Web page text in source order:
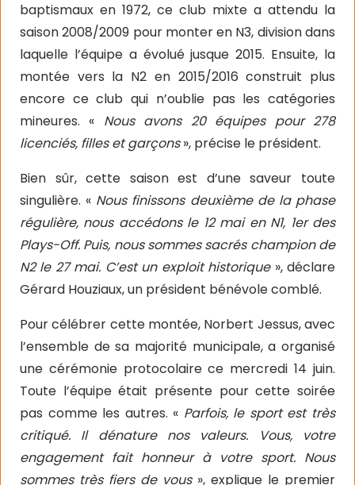
baptismaux en 1972, ce club mixte a attendu la
saison 2008/2009 pour monter en N3, division dans
laquelle l’équipe a évolué jusque 2015. Ensuite, la
montée vers la N2 en 2015/2016 construit plus
encore ce club qui n’oublie pas les catégories
mineures. « Nous avons 20 équipes pour 278
licenciés, filles et garçons», précise le président.
Bien sûr, cette saison est d’une saveur toute
singulière. « Nous finissons deuxième de la phase
régulière, nous accédons le 12 mai en N1, 1er des
Plays-Off. Puis, nous sommes sacrés champion de
N2 le 27 mai. C’est un exploit historique», déclare
Gérard Houziaux, un président bénévole comblé.
Pour célébrer cette montée, Norbert Jessus, avec
l’ensemble de sa majorité municipale, a organisé
une cérémonie protocolaire ce mercredi 14 juin.
Toute l’équipe était présente pour cette soirée
pas comme les autres. « Parfois, le sport est très
critiqué. Il dénature nos valeurs. Vous, votre
engagement fait honneur à votre sport. Nous
sommes très fiers de vous », explique le premier